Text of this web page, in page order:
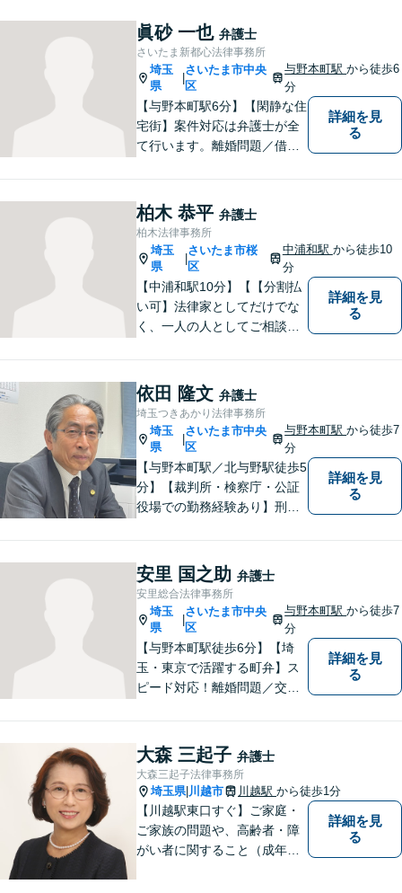
で、様々な問題に直面してき
ました。相談だけでもお気軽
にお問合せください。
眞砂 一也 弁護士
さいたま新都心法律事務所
埼玉
県
さいたま市中央
区
与野本町駅から徒歩6
分
【与野本町駅6分】【閑静な住
宅街】案件対応は弁護士が全
て行います。離婚問題／借
幅広く対応しております。迅
速かつ丁寧な対応を心がけて
おりますので、お気軽にご相
談ください。【弁護士歴10年
以上】【初回相談30分無料】
詳細を見
る
柏木 恭平 弁護士
柏木法律事務所
埼玉
県
|
さいたま市桜
区
中浦和駅 から徒歩10
分
【中浦和駅10分】【【分割払
い可】法律家としてだけでな
く、一人の人としてご相談者
することを心がけています。
ご依頼いただいた際には、解
決まで責任を持ってサポート
させていただきます。 ぜひご
相談ください。
詳細を見
る
依田 隆文 弁護士
埼玉つきあかり法律事務所
埼玉
県
さいたま市中央
区
与野本町駅から徒歩7
分
【与野本町駅／北与野駅徒歩5
分】【裁判所・検察庁・公証
役場での勤務経験あり】刑事
お困りごとはなんでもご相談
ください。一人一人に真摯に
向き合い、納得のいく解決へ
と導いてまいります。【休
日・夜間対応】
詳細を見
る
安里 国之助 弁護士
安里総合法律事務所
埼玉
県
さいたま市中央
区
与野本町駅から徒歩7
分
【与野本町駅徒歩6分】【埼
玉・東京で活躍する町弁】ス
ピード対応！離婚問題／交通
など、お困りごとがあればお
気軽にご相談ください！皆様
が平穏な日々を取り戻せるよ
う、尽力してまいります。
【土日祝・夜間対応◎】
詳細を見
る
大森 三起子 弁護士
大森三起子法律事務所
埼玉県| 川越市 川越駅 から徒歩1分
【川越駅東口すぐ】ご家庭・
ご家族の問題や、高齢者・障
がい者に関すること（成年後
詳細を見
る